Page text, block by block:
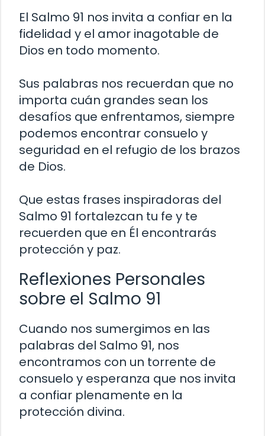
El Salmo 91 nos invita a confiar en la
fidelidad y el amor inagotable de
Dios en todo momento.
Sus palabras nos recuerdan que no
importa cuán grandes sean los
desafíos que enfrentamos, siempre
podemos encontrar consuelo y
seguridad en el refugio de los brazos
de Dios.
Que estas frases inspiradoras del
Salmo 91 fortalezcan tu fe y te
recuerden que en Él encontrarás
protección y paz.
Reflexiones Personales
sobre el Salmo 91
Cuando nos sumergimos en las
palabras del Salmo 91, nos
encontramos con un torrente de
consuelo y esperanza que nos invita
a confiar plenamente en la
protección divina.